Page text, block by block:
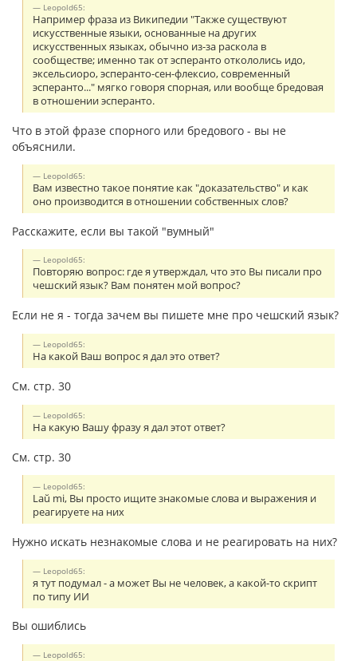
Leopold65:
Например фраза из Википедии "Также существуют
искусственные языки, основанные на других
искусственных языках, обычно из-за раскола в
сообществе; именно так от эсперанто откололись идо,
эксельсиоро, эсперанто-сен-флексио, современный
эсперанто..." мягко говоря спорная, или вообще бредовая
в отношении эсперанто.
Что в этой фразе спорного или бредового - вы не
объяснили.
Leopold65:
Вам известно такое понятие как "доказательство" и как
оно производится в отношении собственных слов?
Расскажите, если вы такой "вумный"
Leopold65:
Повторяю вопрос: где я утверждал, что это Вы писали про
чешский язык? Вам понятен мой вопрос?
Если не я - тогда зачем вы пишете мне про чешский язык?
Leopold65:
На какой Ваш вопрос я дал это ответ?
См. стр. 30
Leopold65:
На какую Вашу фразу я дал этот ответ?
См. стр. 30
Leopold65:
Laŭ mi, Вы просто ищите знакомые слова и выражения и
реагируете на них
Нужно искать незнакомые слова и не реагировать на них?
Leopold65:
я тут подумал - а может Вы не человек, а какой-то скрипт
по типу ИИ
Вы ошиблись
Leopold65: